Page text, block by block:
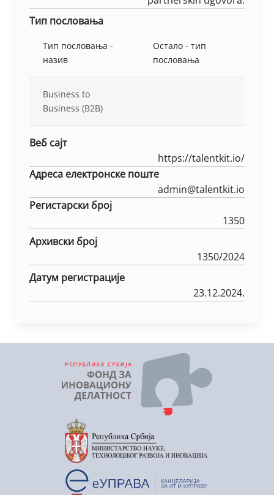
Тип пословања
Тип пословања -
назив
Остало - тип
пословања
Business to
Business (B2B)
Веб сајт
https://talentkit.io/
Адреса електронске поште
admin@talentkit.io
Регистарски број
1350
Архивски број
1350/2024
Датум регистрације
23.12.2024.